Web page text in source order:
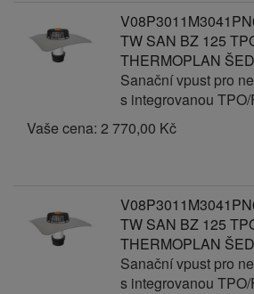
TW SAN BZ 125
THERMOPLAN
Sanační vpust pro
s integrovanou
Vaše cena: 2 770,00 Kč
TW SAN BZ 125
THERMOPLAN
Sanační vpust pro
s integrovanou